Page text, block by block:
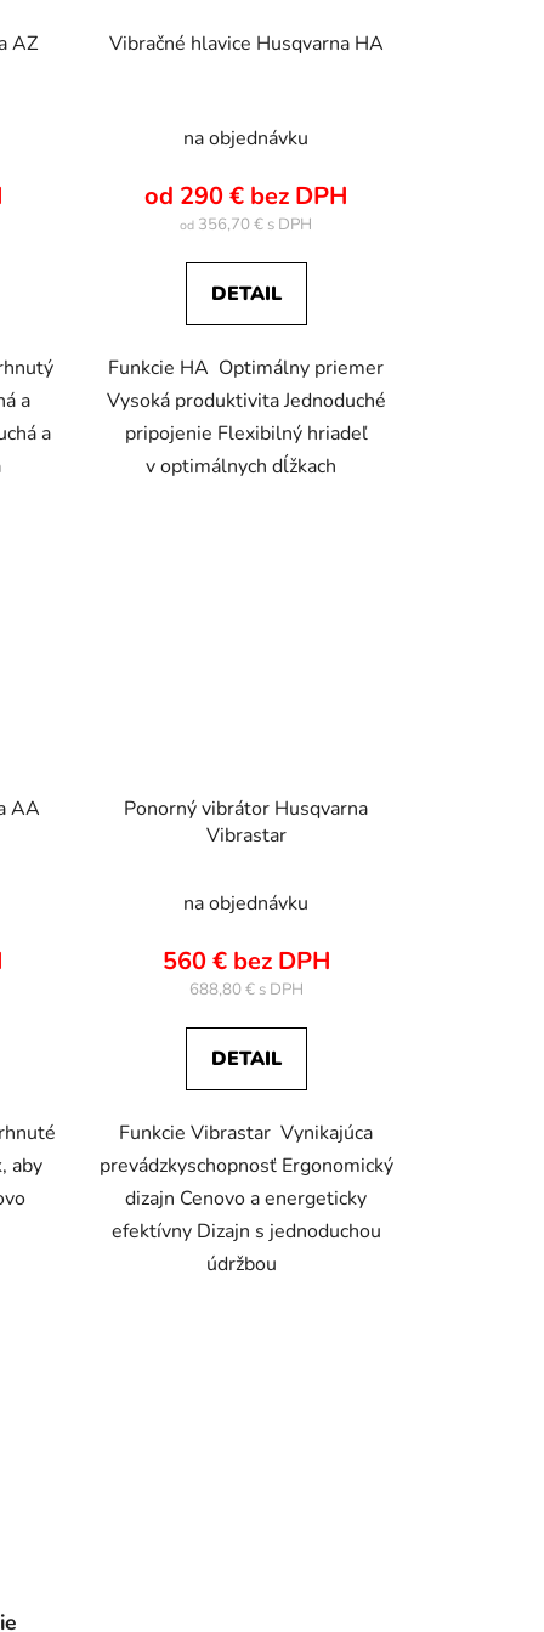
v
AZ
a
a
Vibračné hlavice Husqvarna HA
na objednávku
od 290 € bez DPH
od 356,70 €
DETAIL
Funkcie HA Optimálny priemer
Vysoká produktivita Jednoduché
pripojenie Flexibilný hriadeľ
v optimálnych dĺžkach
AA
aby
Ponorný vibrátor Husqvarna
Vibrastar
na objednávku
560 € bez DPH
688,80 €
DETAIL
Funkcie Vibrastar Vynikajúca
prevádzkyschopnosť Ergonomický
dizajn Cenovo a energeticky
efektívny Dizajn s jednoduchou
údržbou